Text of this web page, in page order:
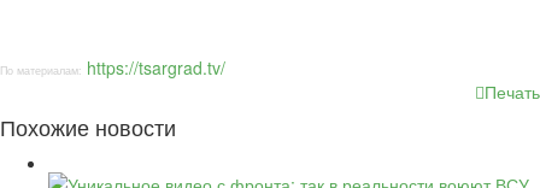
По материалам: https://tsargrad.tv/
Печать
Похожие новости